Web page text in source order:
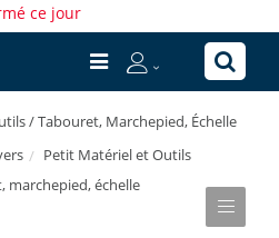
ce jour
/ Tabouret, Marchepied, Échelle
Petit Matériel et Outils
marchepied, échelle